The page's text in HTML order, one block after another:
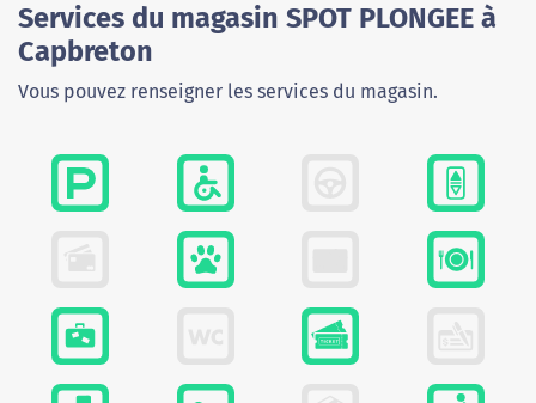
Services du magasin SPOT PLONGEE à
Capbreton
Vous pouvez renseigner les services du magasin.